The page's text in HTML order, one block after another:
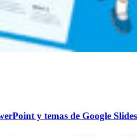
y temas de Google